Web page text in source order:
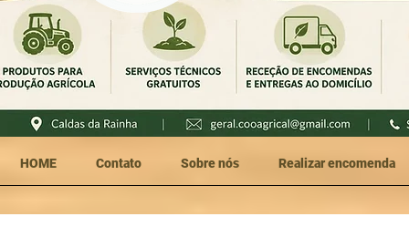
HOME Contato Sobre nós Realizar encomenda